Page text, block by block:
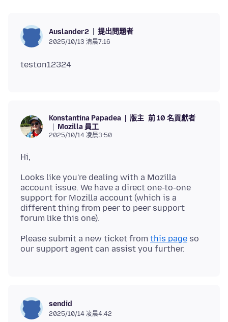
Auslander2 提出問題者
2025/10/13 清晨7:16
Konstantina Papadea 版主 前 10 名貢獻者
Mozilla 員工
2025/10/14 凌晨3:50
Looks like you're dealing with a Mozilla
account issue. We have a direct one-to-one
support for Mozilla account (which is a
different thing from peer to peer support
Please submit a new ticket from this page so
sendid
2025/10/14 凌晨4:42